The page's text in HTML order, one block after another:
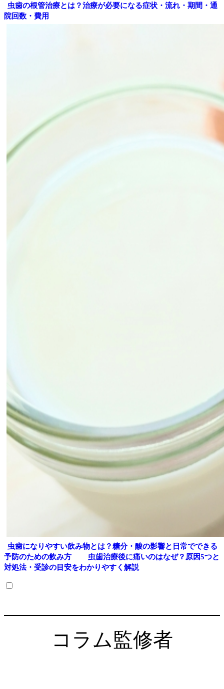
虫歯の根管治療とは？治療が必要になる症状・流れ・期間・通
院回数・費用
虫歯になりやすい飲み物とは？糖分・酸の影響と日常でできる
予防のための飲み方
虫歯治療後に痛いのはなぜ？原因5つと
対処法・受診の目安をわかりやすく解説
コラム監修者